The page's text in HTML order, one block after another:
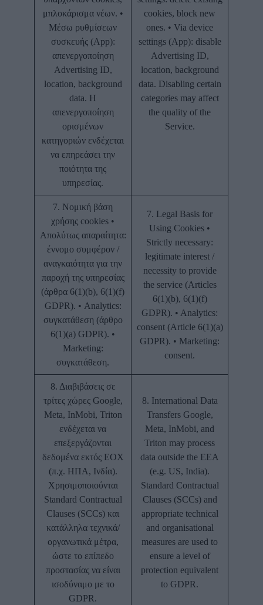
μπλοκάρισμα νέων. •
Μέσω ρυθμίσεων
συσκευής (App):
απενεργοποίηση
Advertising ID,
location, background
data. Η
απενεργοποίηση
ορισμένων
κατηγοριών ενδέχεται
να επηρεάσει την
ποιότητα της
υπηρεσίας.
cookies, block new
ones. • Via device
settings (App): disable
Advertising ID,
location, background
data. Disabling certain
categories may affect
the quality of the
Service.
7. Νομική βάση
χρήσης cookies •
Απολύτως απαραίτητα:
έννομο συμφέρον /
αναγκαιότητα για την
παροχή της υπηρεσίας
(άρθρα 6(1)(b), 6(1)(f)
GDPR). • Analytics:
συγκατάθεση (άρθρο
6(1)(a) GDPR). •
Marketing:
συγκατάθεση.
7. Legal Basis for
Using Cookies •
Strictly necessary:
legitimate interest /
necessity to provide
the service (Articles
6(1)(b), 6(1)(f)
GDPR). • Analytics:
consent (Article 6(1)(a)
GDPR). • Marketing:
consent.
8. Διαβιβάσεις σε
τρίτες χώρες Google,
Meta, InMobi, Triton
ενδέχεται να
επεξεργάζονται
δεδομένα εκτός ΕΟΧ
(π.χ. ΗΠΑ, Ινδία).
Χρησιμοποιούνται
Standard Contractual
Clauses (SCCs) και
κατάλληλα τεχνικά/
οργανωτικά μέτρα,
ώστε το επίπεδο
προστασίας να είναι
ισοδύναμο με το
GDPR.
8. International Data
Transfers Google,
Meta, InMobi, and
Triton may process
data outside the EEA
(e.g. US, India).
Standard Contractual
Clauses (SCCs) and
appropriate technical
and organisational
measures are used to
ensure a level of
protection equivalent
to GDPR.